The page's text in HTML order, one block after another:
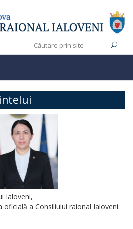
Ialoveni,
a Consiliului raional Ialoveni.